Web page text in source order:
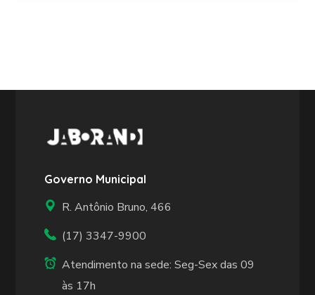
Governo Municipal
R. Antônio Bruno, 466
(17) 3347-9900
Atendimento na sede: Seg-Sex das 09
às 17h